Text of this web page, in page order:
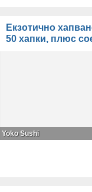
Екзотично
50 хапки, плюс
Yoko Sushi